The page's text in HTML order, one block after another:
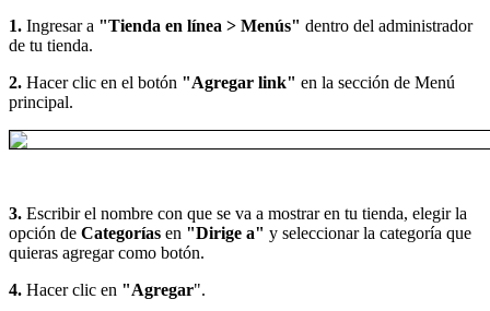
1. Ingresar a "Tienda en línea > Menús" dentro del administrador
de tu tienda.
2. Hacer clic en el botón "Agregar link" en la sección de Menú
principal.
3. Escribir el nombre con que se va a mostrar en tu tienda, elegir la
opción de Categorías en "Dirige a" y seleccionar la categoría que
quieras agregar como botón.
4. Hacer clic en "Agregar".